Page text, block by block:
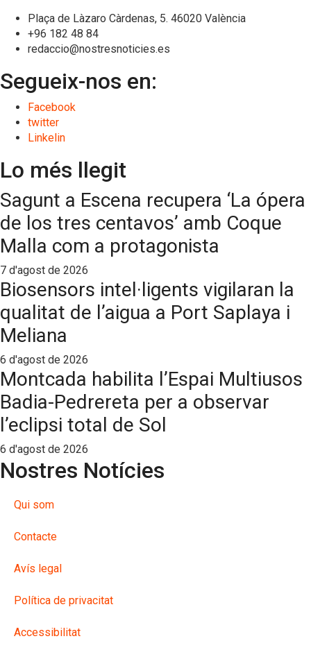
Plaça de Làzaro Càrdenas, 5. 46020 València
+96 182 48 84
redaccio@nostresnoticies.es
Segueix-nos en:
Facebook
twitter
Linkelin
Lo més llegit
Sagunt a Escena recupera ‘La ópera
de los tres centavos’ amb Coque
Malla com a protagonista
7 d'agost de 2026
Biosensors intel·ligents vigilaran la
qualitat de l’aigua a Port Saplaya i
Meliana
6 d'agost de 2026
Montcada habilita l’Espai Multiusos
Badia-Pedrereta per a observar
l’eclipsi total de Sol
6 d'agost de 2026
Nostres Notícies
Qui som
Contacte
Avís legal
Política de privacitat
Accessibilitat